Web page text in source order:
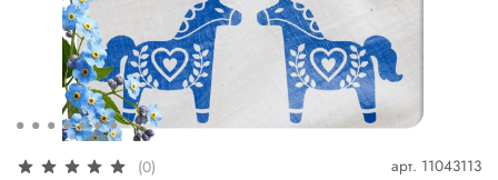
(0) арт. 11043113